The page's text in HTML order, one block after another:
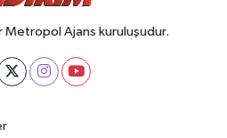
Metropol Ajans kuruluşudur.